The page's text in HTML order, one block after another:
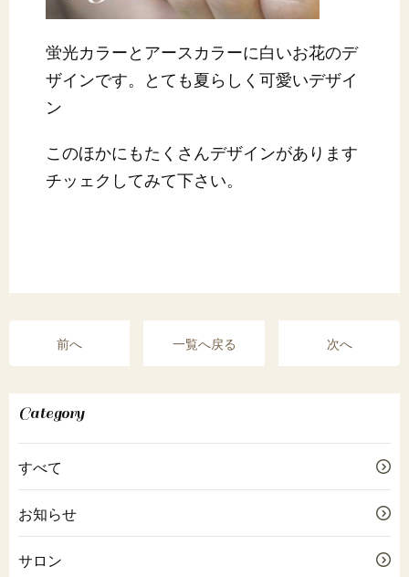
蛍光カラーとアースカラーに白いお花のデ
ザインです。とても夏らしく可愛いデザイ
ン
このほかにもたくさんデザインがあります
チッェクしてみて下さい。
前へ 一覧へ戻る 次へ
Category
すべて
お知らせ
サロン